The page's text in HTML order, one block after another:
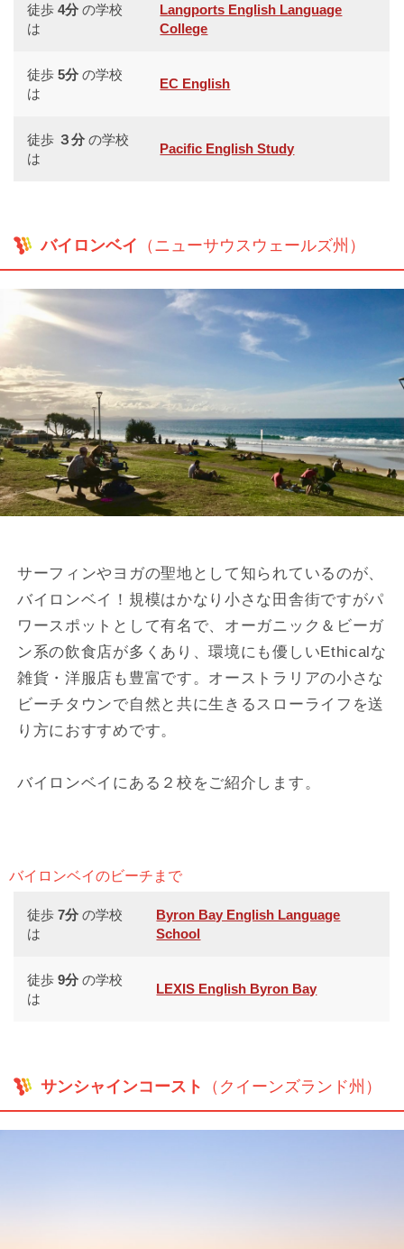
徒歩4分 の学校
は
Langports English Language
College
徒歩5分 の学校
は
EC English
徒歩 ３分 の学校
は
Pacific English Study
バイロンベイ （ニューサウスウェールズ州）
サーフィンやヨガの聖地として知られているのが、
バイロンベイ！規模はかなり小さな田舎街ですがパ
ワースポットとして有名で、オーガニック＆ビーガ
ン系の飲食店が多くあり、環境にも優しいEthicalな
雑貨・洋服店も豊富です。オーストラリアの小さな
ビーチタウンで自然と共に生きるスローライフを送
り方におすすめです。
バイロンベイにある２校をご紹介します。
バイロンベイのビーチまで
徒歩7分 の学校
は
Byron Bay English Language
School
徒歩9分 の学校
は
LEXIS English Byron Bay
サンシャインコースト （クイーンズランド州）